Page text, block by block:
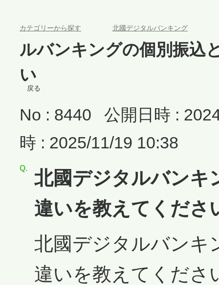
カテゴリーから探す 北國デジタルバンキング
ルバンキングの個別振込
い
戻る
No : 8440
公開日時 :
時 : 2025/11/19 10:38
北國デジタルバンキ
違いを教えてくださ
北國デジタルバンキ
違いを教えてくださ